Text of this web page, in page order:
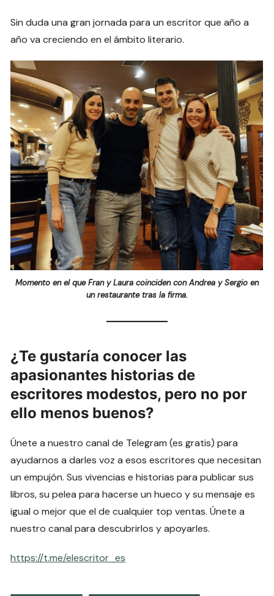
Sin duda una gran jornada para un escritor que año a
año va creciendo en el ámbito literario.
Momento en el que Fran y Laura coinciden con Andrea y Sergio en
un restaurante tras la firma.
¿Te gustaría conocer las
apasionantes historias de
escritores modestos, pero no por
ello menos buenos?
Únete a nuestro canal de Telegram (es gratis) para
ayudarnos a darles voz a esos escritores que necesitan
un empujón. Sus vivencias e historias para publicar sus
libros, su pelea para hacerse un hueco y su mensaje es
igual o mejor que el de cualquier top ventas. Únete a
nuestro canal para descubrirlos y apoyarles.
https://t.me/elescritor_es